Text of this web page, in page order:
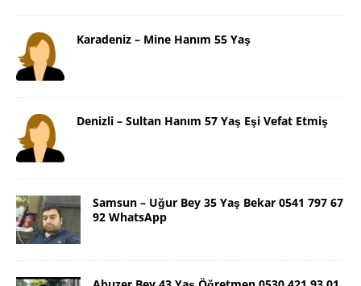
Karadeniz – Mine Hanım 55 Yaş
Denizli – Sultan Hanım 57 Yaş Eşi Vefat Etmiş
Samsun – Uğur Bey 35 Yaş Bekar 0541 797 67
92 WhatsApp